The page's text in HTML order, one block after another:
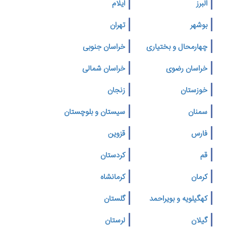
البرز
ایلام
بوشهر
تهران
چهارمحال و بختیاری
خراسان جنوبی
خراسان رضوی
خراسان شمالی
خوزستان
زنجان
سمنان
سیستان و بلوچستان
فارس
قزوین
قم
کردستان
کرمان
کرمانشاه
کهگیلویه و بویراحمد
گلستان
گیلان
لرستان